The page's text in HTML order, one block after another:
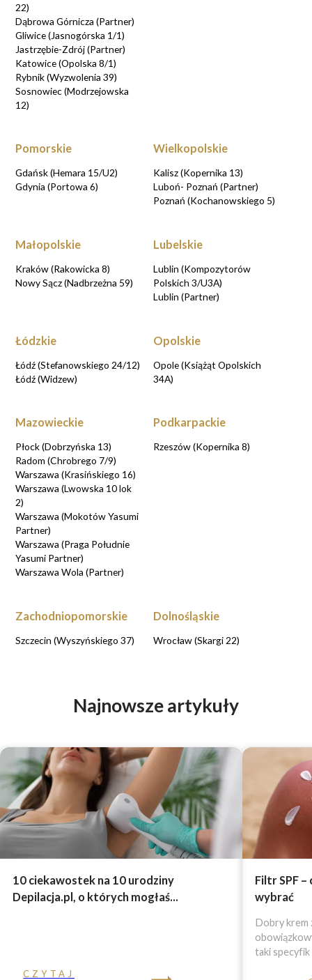
22)
Dąbrowa Górnicza (Partner)
Gliwice (Jasnogórska 1/1)
Jastrzębie-Zdrój (Partner)
Katowice (Opolska 8/1)
Rybnik (Wyzwolenia 39)
Sosnowiec (Modrzejowska
12)
Pomorskie
Gdańsk (Hemara 15/U2)
Gdynia (Portowa 6)
Wielkopolskie
Kalisz (Kopernika 13)
Luboń- Poznań (Partner)
Poznań (Kochanowskiego 5)
Małopolskie
Kraków (Rakowicka 8)
Nowy Sącz (Nadbrzeżna 59)
Lubelskie
Lublin (Kompozytorów
Polskich 3/U3A)
Lublin (Partner)
Łódzkie
Łódź (Stefanowskiego 24/12)
Łódź (Widzew)
Opolskie
Opole (Książąt Opolskich
34A)
Mazowieckie
Płock (Dobrzyńska 13)
Radom (Chrobrego 7/9)
Warszawa (Krasińskiego 16)
Warszawa (Lwowska 10 lok
2)
Warszawa (Mokotów Yasumi
Partner)
Warszawa (Praga Południe
Yasumi Partner)
Warszawa Wola (Partner)
Podkarpackie
Rzeszów (Kopernika 8)
Zachodniopomorskie
Szczecin (Wyszyńskiego 37)
Dolnośląskie
Wrocław (Skargi 22)
Najnowsze artykuły
10 ciekawostek na 10 urodziny
Depilacja.pl, o których mogłaś...
CZYTAJ
Filtr SPF
wybrać
Dobry krem
taki specyfik